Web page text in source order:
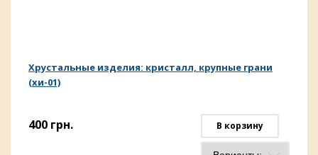
Хрустальные изделия: кристалл, крупные грани
(хи-01)
400 грн. В корзину